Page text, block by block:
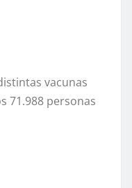
vacunas
71.988 personas